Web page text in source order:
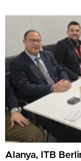
Alanya, ITB